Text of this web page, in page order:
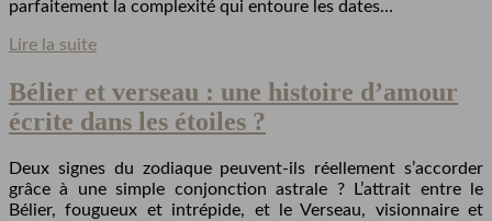
parfaitement la complexité qui entoure les dates…
Lire la suite
Bélier et verseau : une histoire d’amour
écrite dans les étoiles ?
Deux signes du zodiaque peuvent-ils réellement s’accorder
grâce à une simple conjonction astrale ? L’attrait entre le
Bélier, fougueux et intrépide, et le Verseau, visionnaire et